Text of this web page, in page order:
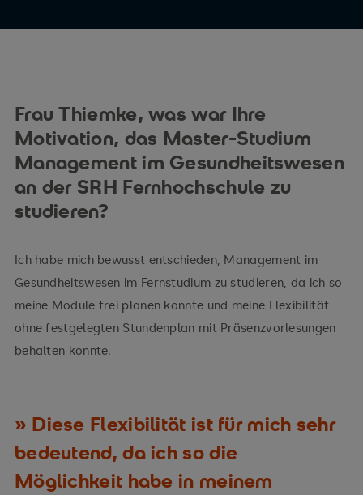
Frau Thiemke, was war Ihre
Motivation, das Master-Studium
Management im Gesundheitswesen
an der SRH Fernhochschule zu
studieren?
Ich habe mich bewusst entschieden, Management im
Gesundheitswesen im Fernstudium zu studieren, da ich so
meine Module frei planen konnte und meine Flexibilität
ohne festgelegten Stundenplan mit Präsenzvorlesungen
behalten konnte.
Diese Flexibilität ist für mich sehr
bedeutend, da ich so die
Möglichkeit habe in meinem